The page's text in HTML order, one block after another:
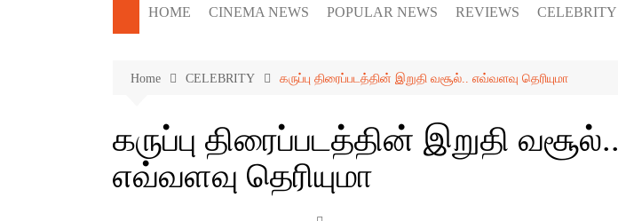
HOME CINEMA NEWS POPULAR NEWS REVIEWS CELEBRITY
Home CELEBRITY கருப்பு திரைப்படத்தின் இறுதி வசூல்.. எவ்வளவு தெரியுமா
கருப்பு திரைப்படத்தின் இறுதி வசூல்..
எவ்வளவு தெரியுமா